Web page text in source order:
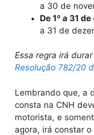
a 30 de
De 1º a 31
a 31 de
Essa regra irá
Resolução 782/20
Lembrando que, a
consta na CNH
motorista, e
agora, irá constar